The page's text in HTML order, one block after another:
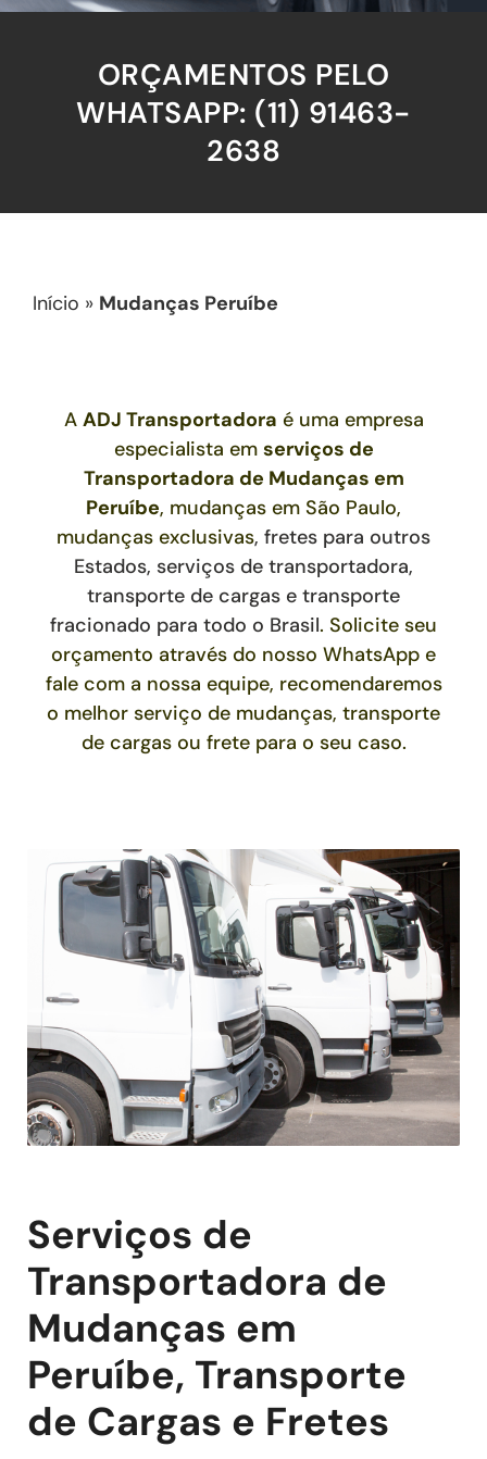
ORÇAMENTOS PELO
WHATSAPP: (11) 91463-
2638
Início » Mudanças Peruíbe
A ADJ Transportadora é uma empresa
especialista em serviços de
Transportadora de Mudanças em
Peruíbe, mudanças em São Paulo,
mudanças exclusivas, fretes para outros
Estados, serviços de transportadora,
transporte de cargas e transporte
fracionado para todo o Brasil. Solicite seu
orçamento através do nosso WhatsApp e
fale com a nossa equipe, recomendaremos
o melhor serviço de mudanças, transporte
de cargas ou frete para o seu caso.
Serviços de
Transportadora de
Mudanças em
Peruíbe, Transporte
de Cargas e Fretes